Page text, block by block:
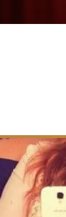
1. מופע "נשימה מזרחית" עם יוליה סוקולוב